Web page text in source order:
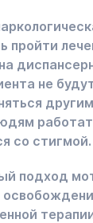
пройти
не
со стигмой.
подход